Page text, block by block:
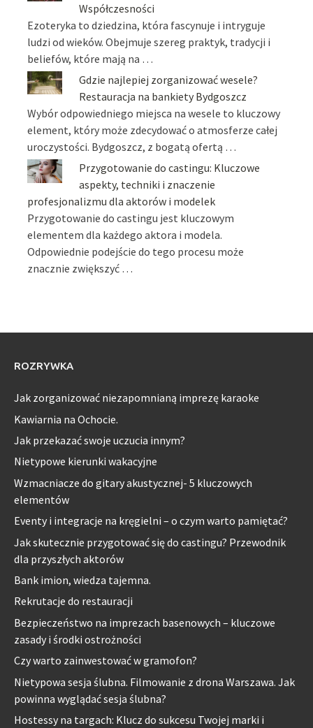
Współczesności
Ezoteryka to dziedzina, która fascynuje i intryguje
ludzi od wieków. Obejmuje szereg praktyk, tradycji i
beliefów, które mają na …
Gdzie najlepiej zorganizować wesele?
Restauracja na bankiety Bydgoszcz
Wybór odpowiedniego miejsca na wesele to kluczowy
element, który może zdecydować o atmosferze całej
uroczystości. Bydgoszcz, z bogatą ofertą …
Przygotowanie do castingu: Kluczowe
aspekty, techniki i znaczenie
profesjonalizmu dla aktorów i modelek
Przygotowanie do castingu jest kluczowym
elementem dla każdego aktora i modela.
Odpowiednie podejście do tego procesu może
znacznie zwiększyć …
ROZRYWKA
Jak zorganizować niezapomnianą imprezę karaoke
Kawiarnia na Ochocie.
Jak przekazać swoje uczucia innym?
Nietypowe kierunki wakacyjne
Wzmacniacze do gitary akustycznej- 5 kluczowych
elementów
Eventy i integracje na kręgielni – o czym warto pamiętać?
Jak skutecznie przygotować się do castingu? Przewodnik
dla przyszłych aktorów
Bank imion, wiedza tajemna.
Rekrutacje do restauracji
Bezpieczeństwo na imprezach basenowych – kluczowe
zasady i środki ostrożności
Czy warto zainwestować w gramofon?
Nietypowa sesja ślubna. Filmowanie z drona Warszawa. Jak
powinna wyglądać sesja ślubna?
Hostessy na targach: Klucz do sukcesu Twojej marki i